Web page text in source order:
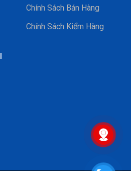
Chính Sách Bán Hàng
Chính Sách Kiểm Hàng